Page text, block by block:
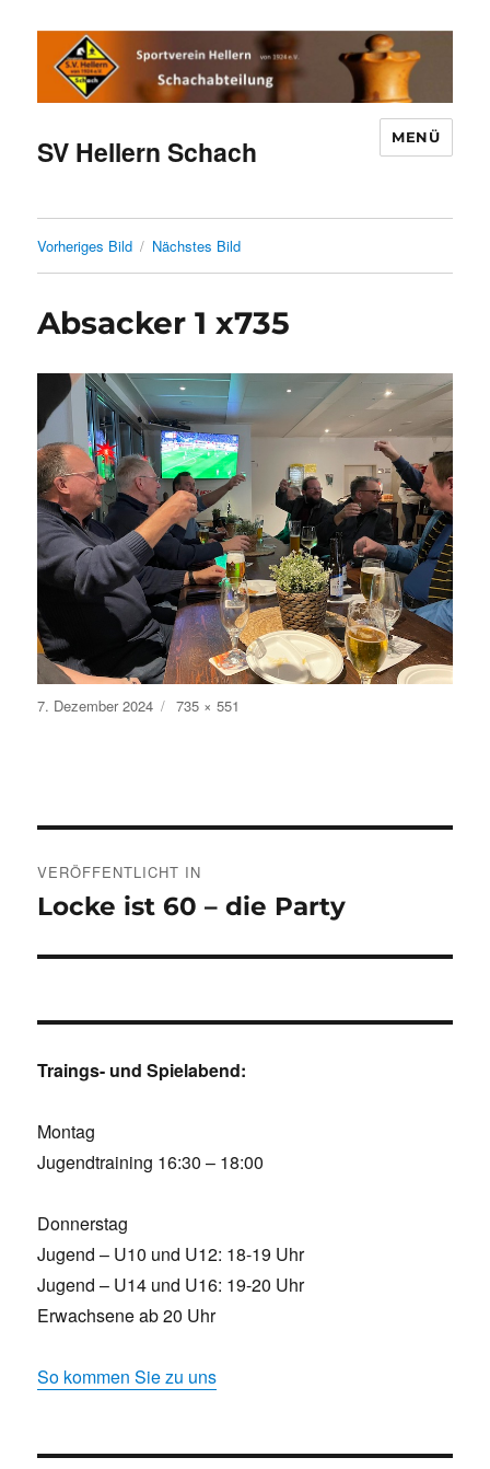
SV Hellern Schach MENÜ
Vorheriges Bild Nächstes Bild
Absacker 1 x735
Veröffentlicht
7. Dezember 2024 Volle
735 × 551
VERÖFFENTLICHT IN
Locke ist 60 – die Party
Traings- und Spielabend:
Montag
Jugendtraining 16:30 – 18:00
Donnerstag
Jugend – U10 und U12: 18-19 Uhr
Jugend – U14 und U16: 19-20 Uhr
Erwachsene ab 20 Uhr
So kommen Sie zu uns